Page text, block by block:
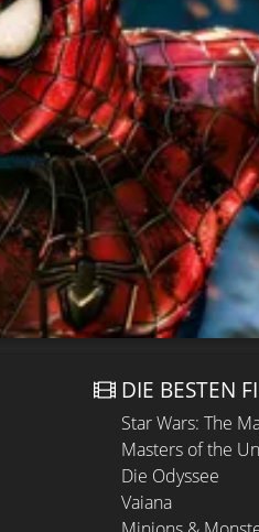
DIE BESTEN
Star Wars: The
Masters of the
Die Odyssee
Vaiana